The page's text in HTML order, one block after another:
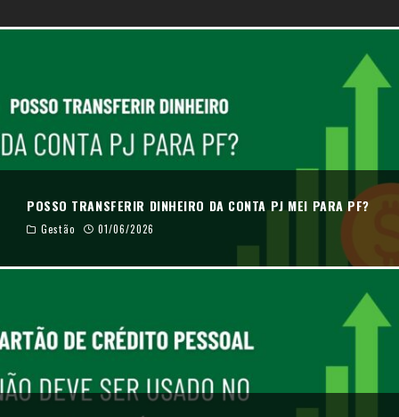
POSSO TRANSFERIR DINHEIRO DA CONTA PJ MEI PARA PF?
Gestão 01/06/2026